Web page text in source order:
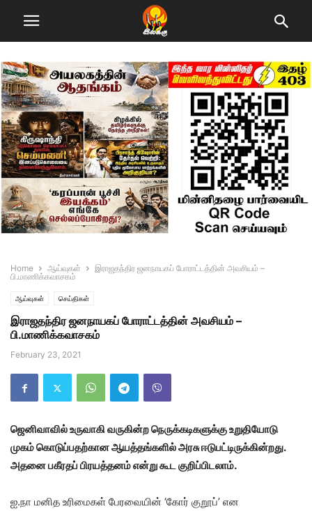
Home ஆய்வுகள்
இராஜதந்திர ஜனநாயகப் போராட்டத்தின் அவசியம் –
பி.மாணிக்கவாசகம்
ஆய்வுகள் செய்திகள்
இராஜதந்திர ஜனநாயகப் போராட்டத்தின் அவசியம் –
பி.மாணிக்கவாசகம்
February 23, 2021
ஜெனிவாவில் உருவாகி வருகின்ற நெருக்கடிகளுக்கு உறுதியோடு
முகம் கொடுப்பதற்கான ஆயத்தங்களில் அரசு ஈடுபட்டிருக்கின்றது.
அதனை பகீரதப் பிரயத்தனம் என்று கூட குறிப்பிடலாம்.
ஐ.நா மனித உரிமைகள் பேரவையின் ‘கோர் குறூப்’ என